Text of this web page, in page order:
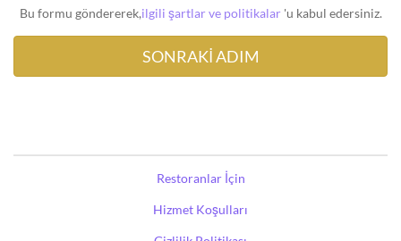
Bu formu göndererek,ilgili şartlar ve politikalar'u kabul edersiniz.
Restoranlar İçin
Hizmet Koşulları